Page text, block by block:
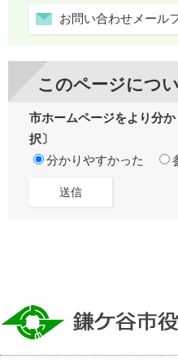
お問い合わせメール
このページにつ
市ホームページをより分
択〕
分かりやすかった